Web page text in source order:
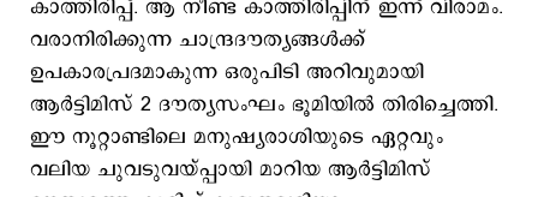
കാത്തിരിപ്പ്. ആ നീണ്ട കാത്തിരിപ്പിന് ഇന്ന് വിരാമം.
വരാനിരിക്കുന്ന ചാന്ദ്രദൗത്യങ്ങള്‍ക്ക്
ഉപകാരപ്രദമാകുന്ന ഒരുപിടി അറിവുമായി
ആര്‍ട്ടിമിസ് 2 ദൗത്യസംഘം ഭൂമിയില്‍ തിരിച്ചെത്തി.
ഈ നൂറ്റാണ്ടിലെ മനുഷ്യരാശിയുടെ ഏറ്റവും
വലിയ ചുവടുവയ്പ്പായി മാറിയ ആര്‍ട്ടിമിസ്